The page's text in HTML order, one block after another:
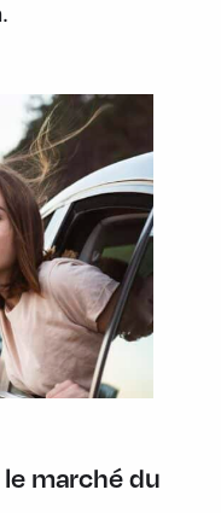
.
marché du